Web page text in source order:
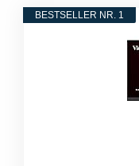
BESTSELLER NR. 1